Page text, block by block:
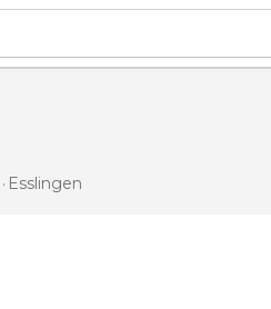
Esslingen